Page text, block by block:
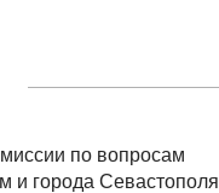
по вопросам
и города Севастополя